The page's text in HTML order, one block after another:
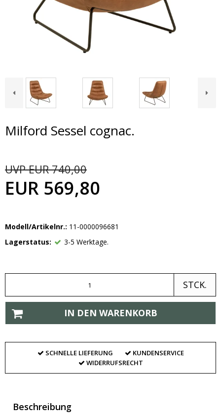
Milford Sessel cognac.
EUR 569,80
UVP EUR 740,00
Modell/Artikelnr.: 11-0000096681
Lagerstatus:
3-5 Werktage.
STCK.
IN DEN WARENKORB
SCHNELLE LIEFERUNG
KUNDENSERVICE
WIDERRUFSRECHT
Beschreibung